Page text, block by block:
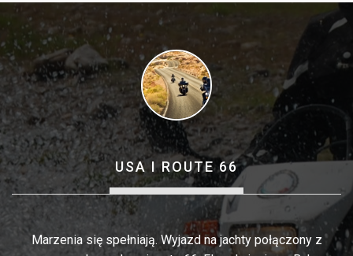
USA I ROUTE 66
Marzenia się spełniają. Wyjazd na jachty połączony z